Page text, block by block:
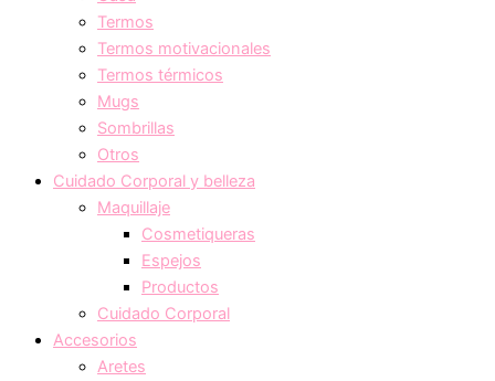
Termos
Termos motivacionales
Termos térmicos
Mugs
Sombrillas
Otros
Cuidado Corporal y belleza
Maquillaje
Cosmetiqueras
Espejos
Productos
Cuidado Corporal
Accesorios
Aretes